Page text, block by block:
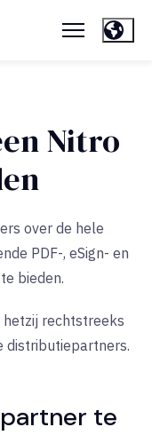
Nitro
over de hele
PDF-, eSign- en
bieden.
hetzij rechtstreeks
distributiepartners.
te